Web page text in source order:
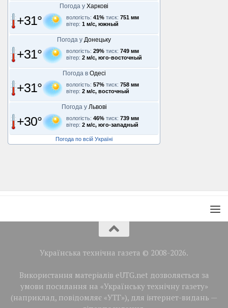
Погода у Харкові
+31° вологість: 41% тиск: 751 мм
вітер: 1 м/с, южный
Погода у Донецьку
+31° вологість: 29% тиск: 749 мм
вітер: 2 м/с, юго-восточный
Погода в Одесі
+31° вологість: 57% тиск: 758 мм
вітер: 2 м/с, восточный
Погода у Львові
+30° вологість: 46% тиск: 739 мм
вітер: 2 м/с, юго-западный
Погода по всій Україні
Українська технічна газета © 2008-2026.
Використання матеріалів eUTG.net дозволяється за
умови посилання на «Українську технічну газету»
(наприклад, повідомляє «УТГ»), для інтернет-видань —